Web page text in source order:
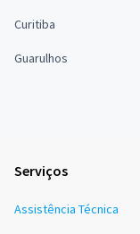
Curitiba
Guarulhos
Serviços
Assistência Técnica